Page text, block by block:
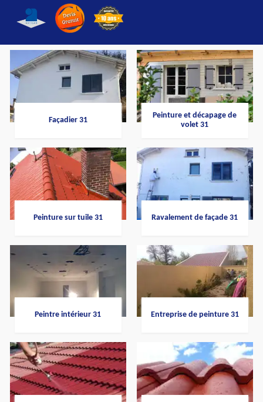
Façadier 31
Peinture et décapage de
volet 31
Peinture sur tuile 31 Ravalement de façade 31
Peintre intérieur 31 Entreprise de peinture 31